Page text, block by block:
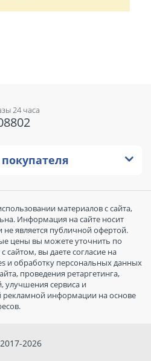
24 часа
материалов с сайта,
Информация на сайте носит
является публичной офертой.
цены вы можете уточнить по
сайтом, вы даете согласие на
и обработку персональных данных
проведения ретаргетинга,
улучшения сервиса и
рекламной информации на основе
2026